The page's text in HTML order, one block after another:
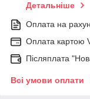
Детальніше
Оплата на
Оплата картою
Післяплата
Всі умови оплати